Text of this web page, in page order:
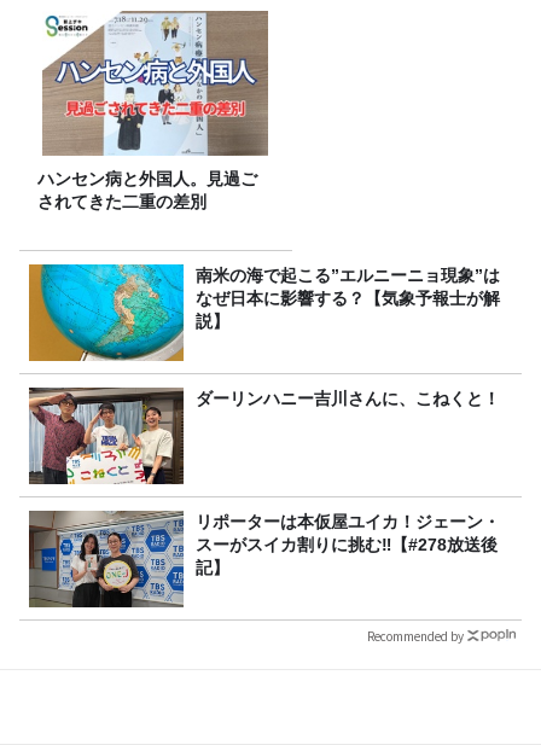
ハンセン病と外国人。見過ご
されてきた二重の差別
南米の海で起こる”エルニーニョ現象”は
なぜ日本に影響する？【気象予報士が解
説】
ダーリンハニー吉川さんに、こねくと！
リポーターは本仮屋ユイカ！ジェーン・
スーがスイカ割りに挑む‼【#278放送後
記】
Recommended by